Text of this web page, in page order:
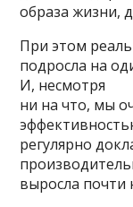
образа жизни,
При этом
подросла на
И, несмотря
ни на что, мы
регулярно
выросла почти